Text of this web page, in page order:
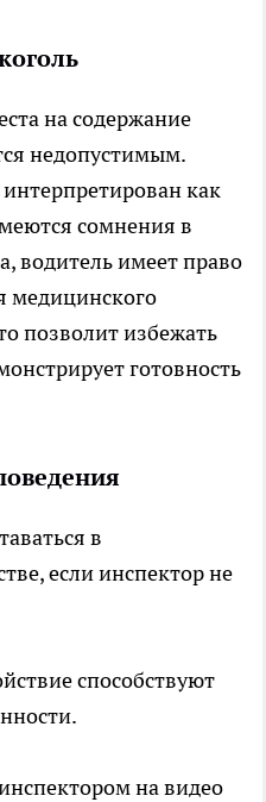
на содержание
недопустимым.
как
сомнения в
водитель имеет право
медицинского
позволит избежать
готовность
в
если инспектор не
способствуют
на видео